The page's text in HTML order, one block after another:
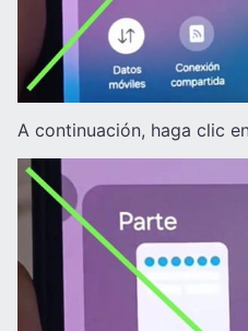
A continuación, haga clic